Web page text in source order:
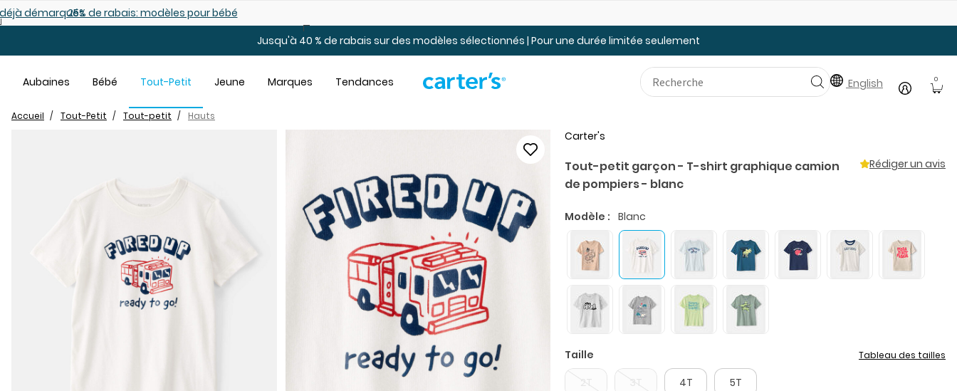
démarqués25% de rabais: modèles pour bébé
Jusqu'à 40 % de rabais sur des modèles sélectionnés | Pour une durée limitée seulement
Aubaines Bébé Tout-Petit Jeune Marques Tendances English 0
Accueil Tout-Petit Tout-petit Hauts
Carter's
Tout-petit garçon - T-shirt graphique camion
de pompiers - blanc
Rédiger un avis
Modèle : Blanc
Taille Tableau des tailles
4T 5T